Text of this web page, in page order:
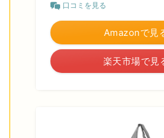
口コミを見る
Amazonで見
楽天市場で見